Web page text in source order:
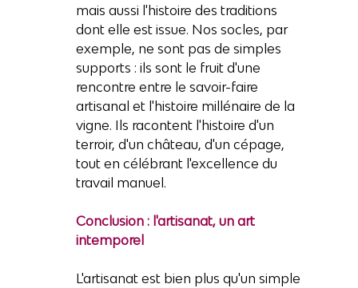
mais aussi l'histoire des traditions
dont elle est issue. Nos socles, par
exemple, ne sont pas de simples
supports : ils sont le fruit d'une
rencontre entre le savoir-faire
artisanal et l'histoire millénaire de la
vigne. Ils racontent l'histoire d'un
terroir, d'un château, d'un cépage,
tout en célébrant l'excellence du
travail manuel.
Conclusion : l'artisanat, un art
intemporel
L'artisanat est bien plus qu'un simple